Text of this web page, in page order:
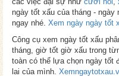
ngày tốt xấu của tháng -
ngay nhé. Xem ngày ngày tốt
Công cụ xem ngày tốt xấu
tháng, giờ tốt giờ xấu trong
toàn có thể lựa chọn ngày tốt
lai của mình.